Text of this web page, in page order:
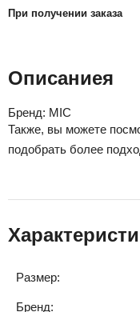
При получении заказа
Описаниея
Бренд: MIC
Также, вы можете
подобрать более
Размер:
Бренд: